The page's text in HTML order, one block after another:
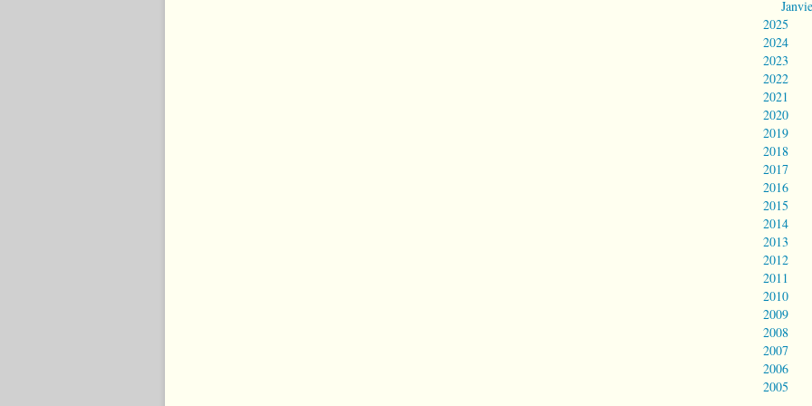
2025
2024
2023
2022
2021
2020
2019
2018
2017
2016
2015
2014
2013
2012
2011
2010
2009
2008
2007
2006
2005